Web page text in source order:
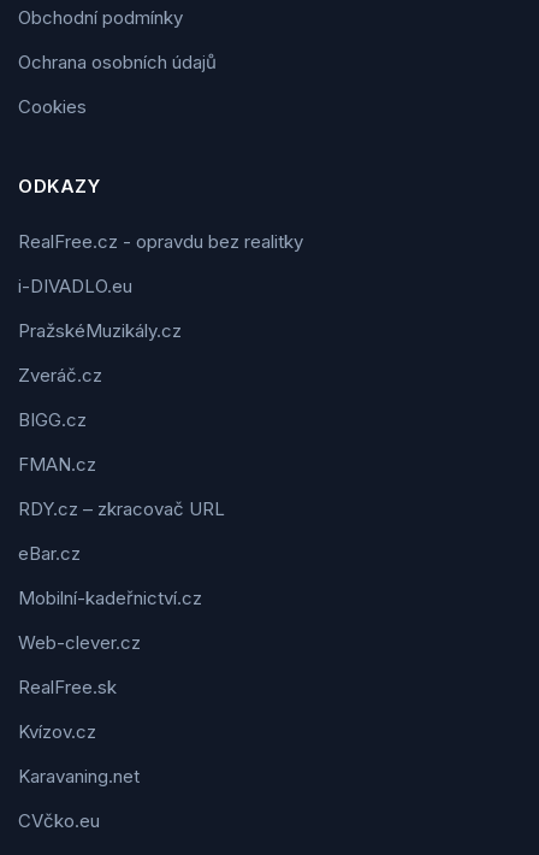
Obchodní podmínky
Ochrana osobních údajů
Cookies
ODKAZY
RealFree.cz - opravdu bez realitky
i-DIVADLO.eu
PražskéMuzikály.cz
Zveráč.cz
BIGG.cz
FMAN.cz
RDY.cz – zkracovač URL
eBar.cz
Mobilní-kadeřnictví.cz
Web-clever.cz
RealFree.sk
Kvízov.cz
Karavaning.net
CVčko.eu